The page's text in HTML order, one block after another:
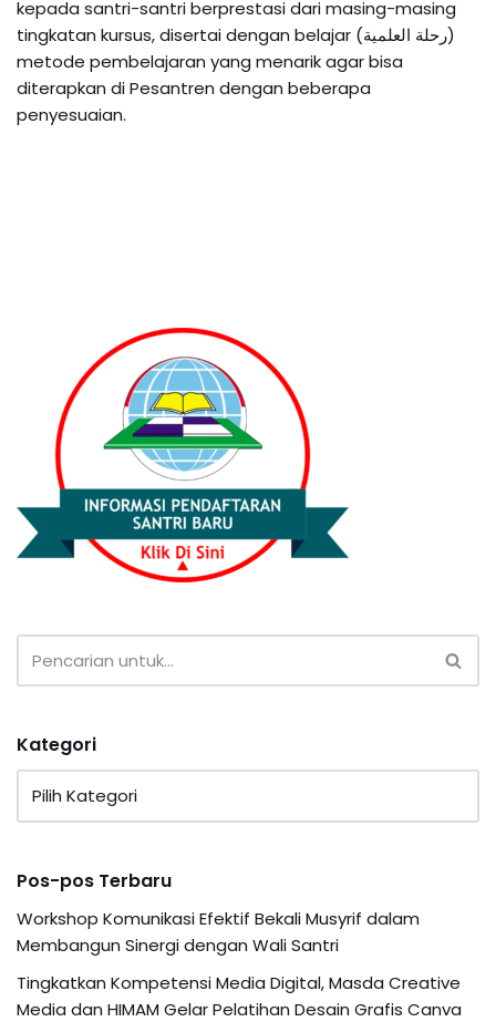
kepada santri-santri berprestasi dari masing-masing
tingkatan kursus, disertai dengan belajar (رحلة العلمية)
metode pembelajaran yang menarik agar bisa
diterapkan di Pesantren dengan beberapa
penyesuaian.
Kategori
Pos-pos Terbaru
Workshop Komunikasi Efektif Bekali Musyrif dalam
Membangun Sinergi dengan Wali Santri
Tingkatkan Kompetensi Media Digital, Masda Creative
Media dan HIMAM Gelar Pelatihan Desain Grafis Canva